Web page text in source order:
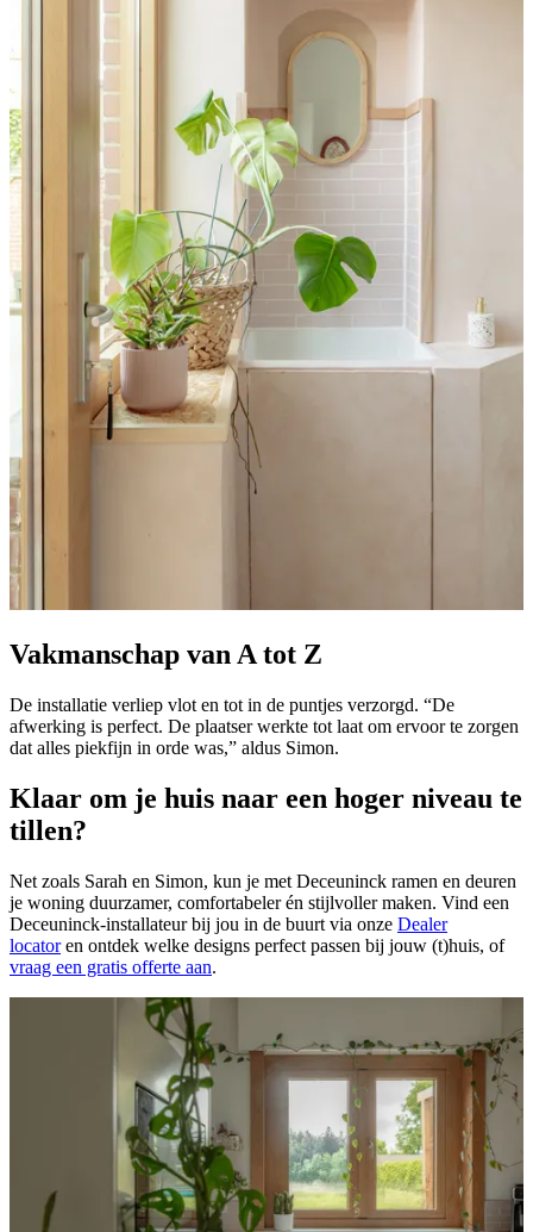
Vakmanschap van A tot Z
De installatie verliep vlot en tot in de puntjes verzorgd. “De
afwerking is perfect. De plaatser werkte tot laat om ervoor te zorgen
dat alles piekfijn in orde was,” aldus Simon.
Klaar om je huis naar een hoger niveau te
tillen?
Net zoals Sarah en Simon, kun je met Deceuninck ramen en deuren
je woning duurzamer, comfortabeler én stijlvoller maken. Vind een
Deceuninck-installateur bij jou in de buurt via onze Dealer
locatoren ontdek welke designs perfect passen bij jouw (t)huis, of
vraag een gratis offerte aan.